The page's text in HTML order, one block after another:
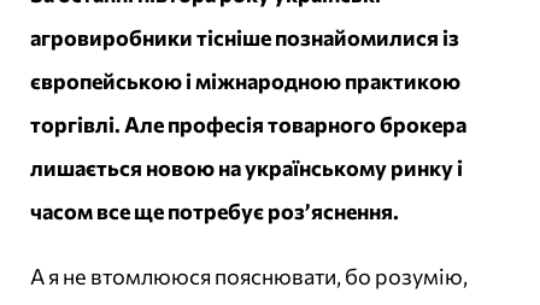
агровиробники тісніше познайомилися із
європейською і міжнародною практикою
торгівлі. Але професія товарного брокера
лишається новою на українському ринку і
часом все ще потребує роз’яснення.
А я не втомлююся пояснювати, бо розумію,